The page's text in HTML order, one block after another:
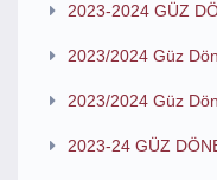
2023-2024 GÜZ
2023/2024 Güz
2023/2024 Güz
2023-24 GÜZ